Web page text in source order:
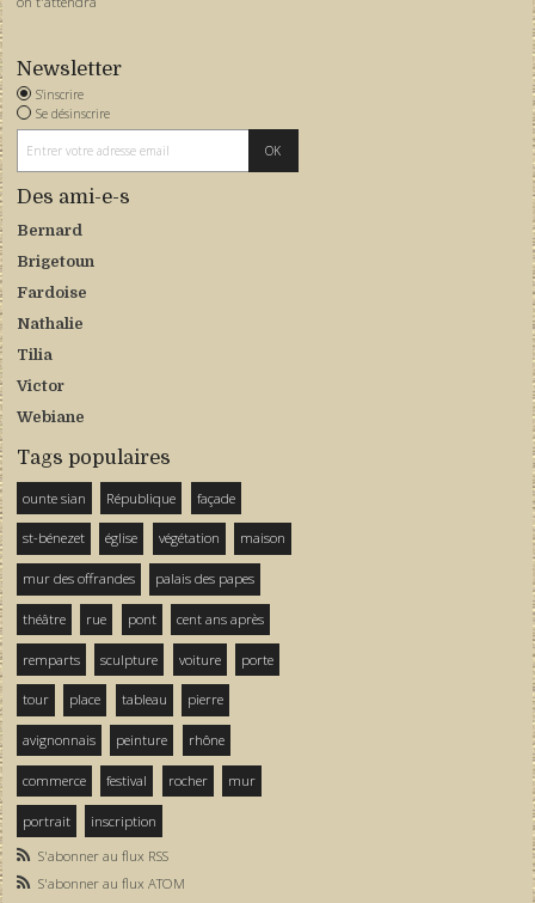
Newsletter
S'inscrire
Se désinscrire
Des ami-e-s
Bernard
Brigetoun
Fardoise
Nathalie
Tilia
Victor
Webiane
Tags populaires
ounte sian République façade
st-bénezet église végétation maison
mur des offrandes palais des papes
théâtre rue pont cent ans après
remparts sculpture voiture porte
tour place tableau pierre
avignonnais peinture rhône
commerce festival rocher mur
portrait
inscription
S'abonner au flux RSS
S'abonner au flux ATOM